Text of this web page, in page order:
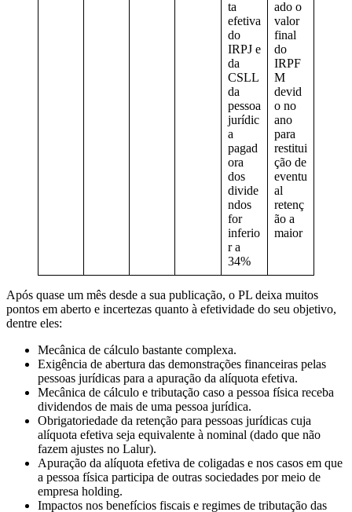
ta
efetiva
do
IRPJ e
da
CSLL
da
pessoa
jurídic
a
pagad
ora
dos
divide
ndos
for
inferio
r a
34%
ado o
valor
final
do
IRPF
M
devid
o no
ano
para
restitui
ção de
eventu
al
retenç
ão a
maior
Após quase um mês desde a sua publicação, o PL deixa muitos
pontos em aberto e incertezas quanto à efetividade do seu objetivo,
dentre eles:
Mecânica de cálculo bastante complexa.
Exigência de abertura das demonstrações financeiras pelas
pessoas jurídicas para a apuração da alíquota efetiva.
Mecânica de cálculo e tributação caso a pessoa física receba
dividendos de mais de uma pessoa jurídica.
Obrigatoriedade da retenção para pessoas jurídicas cuja
alíquota efetiva seja equivalente à nominal (dado que não
fazem ajustes no Lalur).
Apuração da alíquota efetiva de coligadas e nos casos em que
a pessoa física participa de outras sociedades por meio de
empresa holding.
Impactos nos benefícios fiscais e regimes de tributação das